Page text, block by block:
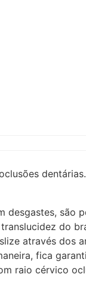
dentárias.
desgastes, são
do
através dos
fica
raio cérvico